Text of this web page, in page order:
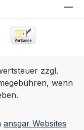
zzgl.
wenn
ansgar Websites